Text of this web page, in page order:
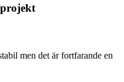
men det är fortfarande en